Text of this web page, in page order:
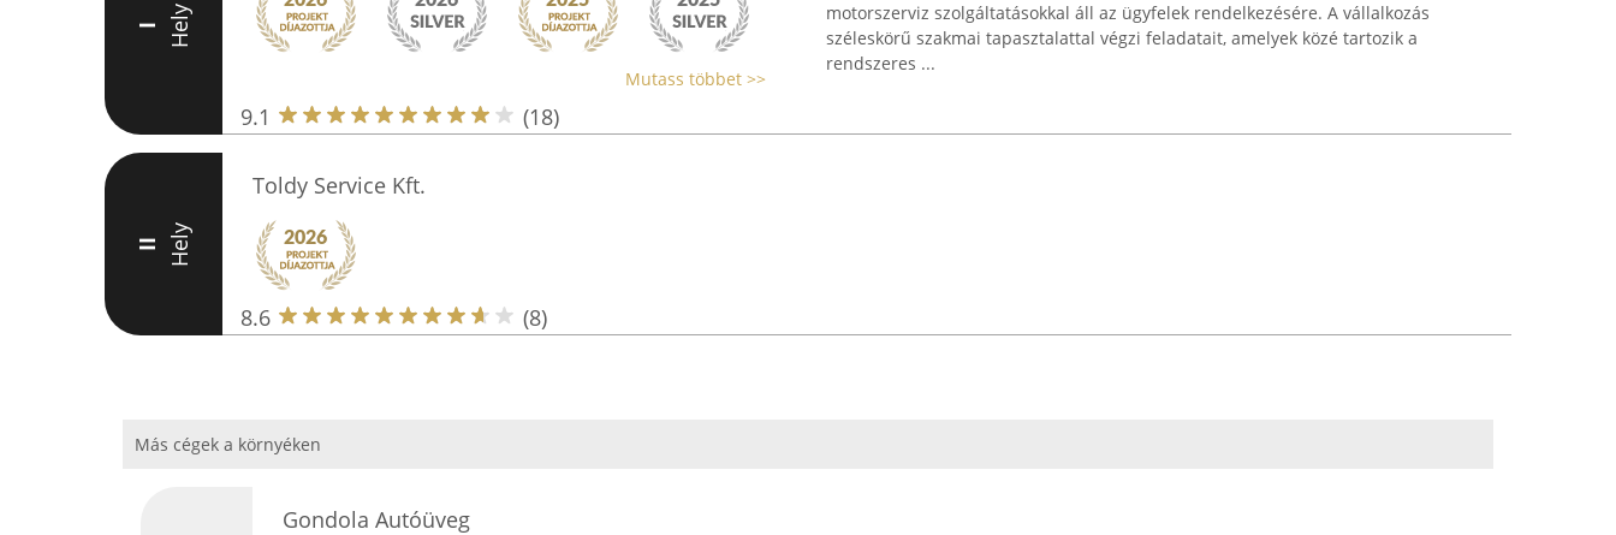
I Hely
Mutass többet >>
9.1 (18)
motorszerviz szolgáltatásokkal áll az ügyfelek rendelkezésére. A vállalkozás
széleskörű szakmai tapasztalattal végzi feladatait, amelyek közé tartozik a
rendszeres ...
II Hely
Toldy Service Kft.
8.6 (8)
Más cégek a környéken
Gondola Autóüveg